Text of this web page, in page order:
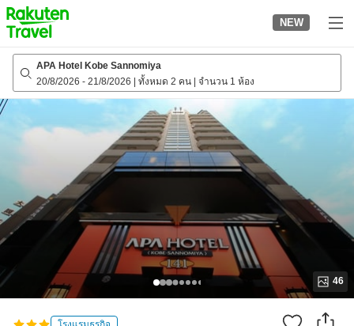
to
top
page
NEW
APA Hotel Kobe Sannomiya
20/8/2026 - 21/8/2026 ทั้งหมด 2 คน จำนวน 1 ห้อง
46